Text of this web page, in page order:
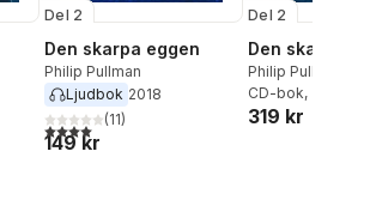
antal röster:
Del 2
Den skarpa eggen
Philip Pullman
Ljudbok 2018
4,0utav 5 stjärnor. Totalt antal röster:
(11)
149 kr
Del 2
Den skarpa
Philip Pullman
CD-bok, 2018
319 kr